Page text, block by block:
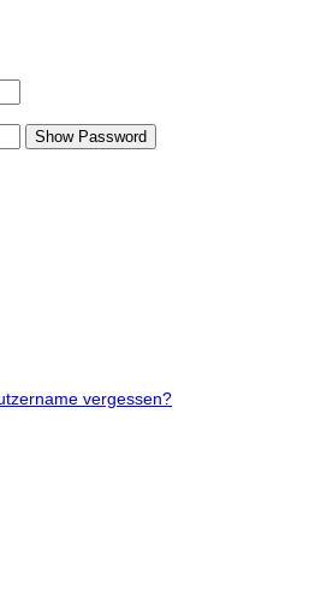
Show Password
vergessen?